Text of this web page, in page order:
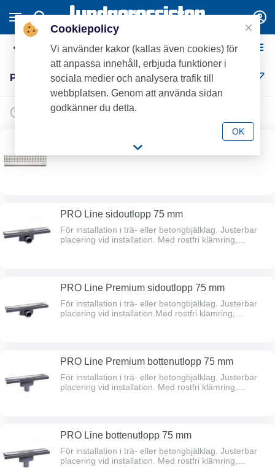
Purus PRO Line
Purus PRO Line (8)
PRO Line sidoutlopp 75 mm
För installation i trä- eller betongbjälklag. Justerbar
placering vid installation. Med rostfri klämring,
PRO Line Premium sidoutlopp 75 mm
För installation i trä- eller betongbjälklag. Justerbar
placering vid installation.Med rostfri klämring,
PRO Line Premium bottenutlopp 75 mm
För installation i trä- eller betongbjälklag. Justerbar
placering vid installation. Med rostfri klämring,
PRO Line bottenutlopp 75 mm
För installation i trä- eller betongbjälklag. Justerbar
placering vid installation. Med rostfri klämring,
Cookiepolicy
Vi använder kakor (kallas även cookies) för
att anpassa innehåll, erbjuda funktioner i
sociala medier och analysera trafik till
webbplatsen. Genom att använda sidan
godkänner du detta.
OK